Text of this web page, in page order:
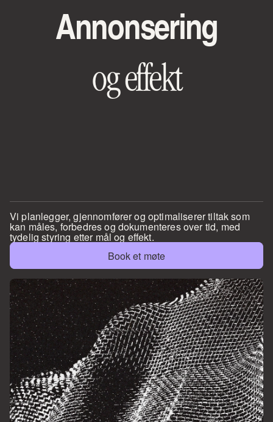
Annonsering
og effekt
Vi planlegger, gjennomfører og optimaliserer tiltak som
kan måles, forbedres og dokumenteres over tid, med
tydelig styring etter mål og effekt.
Book et møte